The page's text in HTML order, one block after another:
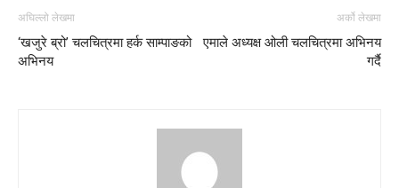
अघिल्लो लेखमा
‘खजुरे ब्रो’ चलचित्रमा हर्क साम्पाङको
अभिनय
अर्को लेखमा
एमाले अध्यक्ष ओली चलचित्रमा अभिनय
गर्दै